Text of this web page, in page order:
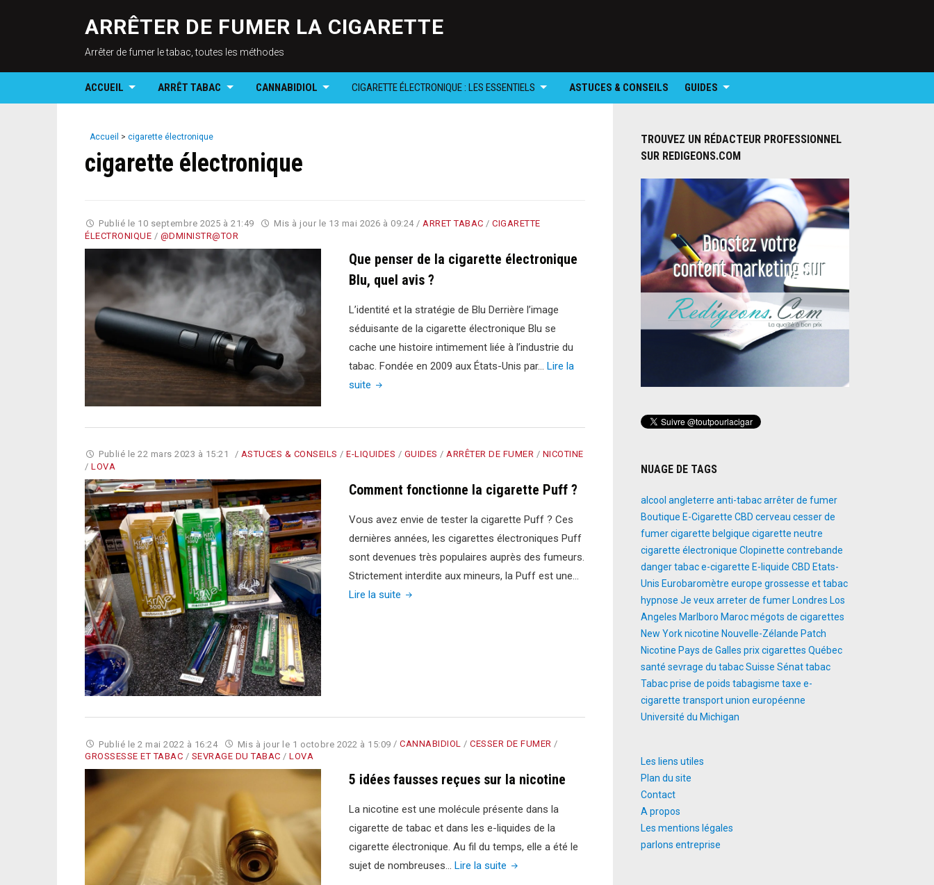
ARRÊTER DE FUMER LA CIGARETTE
Arrêter de fumer le tabac, toutes les méthodes
ACCUEIL ARRÊT TABAC CANNABIDIOL CIGARETTE ÉLECTRONIQUE : LES ESSENTIELS ASTUCES & CONSEILS GUIDES
Accueil > cigarette électronique
cigarette électronique
Publié le 10 septembre 2025 à 21:49 Mis à jour le 13 mai 2026 à 09:24 / ARRET TABAC / CIGARETTE
ÉLECTRONIQUE / @DMINISTR@TOR
Que penser de la cigarette électronique
Blu, quel avis ?
L’identité et la stratégie de Blu Derrière l’image
séduisante de la cigarette électronique Blu se
cache une histoire intimement liée à l’industrie du
tabac. Fondée en 2009 aux États-Unis par… Lire la
suite "Que
cigarette
Blu,
quel
avis
?"
Publié le 22 mars 2023 à 15:21 / ASTUCES & CONSEILS / E-LIQUIDES / GUIDES / ARRÊTER DE FUMER / NICOTINE
/ LOVA
Comment fonctionne la cigarette Puff ?
Vous avez envie de tester la cigarette Puff ? Ces
dernières années, les cigarettes électroniques Puff
sont devenues très populaires auprès des fumeurs.
Strictement interdite aux mineurs, la Puff est une…
Lire la suite "Comment
Publié le 2 mai 2022 à 16:24 Mis à jour le 1 octobre 2022 à 15:09 / CANNABIDIOL / CESSER DE FUMER /
GROSSESSE ET TABAC / SEVRAGE DU TABAC / LOVA
5 idées fausses reçues sur la nicotine
La nicotine est une molécule présente dans la
cigarette de tabac et dans les e-liquides de la
cigarette électronique. Au fil du temps, elle a été le
sujet de nombreuses… Lire la suite "5
TROUVEZ UN RÉDACTEUR PROFESSIONNEL
SUR REDIGEONS.COM
NUAGE DE TAGS
alcool angleterre anti-tabacarrêter de fumer
Boutique E-Cigarette CBD cerveau cesser de
fumercigarette belgique cigarette neutre
cigarette électronique Clopinette contrebande
danger tabace-cigarette E-liquide CBD Etats-
Unis Eurobaromètre europe grossesse et tabac
hypnose Je veux arreter de fumer Londres Los
Angeles Marlboro Marocmégots de cigarettes
New Yorknicotine Nouvelle-Zélande Patch
Nicotine Pays de Galles prix cigarettes Québec
santé sevrage du tabacSuisse Sénattabac
Tabac prise de poids tabagisme taxe e-
cigarette transportunion européenne
Université du Michigan
Les liens utiles
Plan du site
Contact
A propos
Les mentions légales
parlons entreprise